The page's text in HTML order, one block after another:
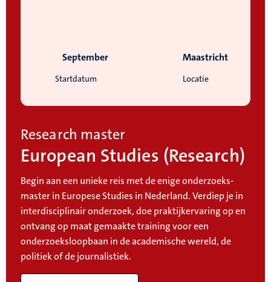
Startdatum
September
Locatie
Maastricht
Research master
European Studies (Research)
Begin aan een unieke reis met de enige onderzoeks-
master in Europese Studies in Nederland. Verdiep je in
interdisciplinair onderzoek, doe praktijkervaring op en
ontvang op maat gemaakte training voor een
onderzoeksloopbaan in de academische wereld, de
politiek of de journalistiek.